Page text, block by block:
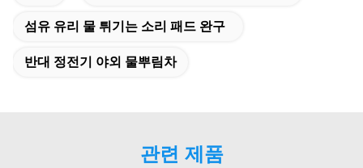
섬유 유리 물 튀기는 소리 패드 완구
반대 정전기 야외 물뿌림차
관련 제품